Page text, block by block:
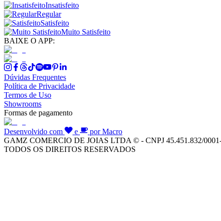
Insatisfeito
Regular
Satisfeito
Muito Satisfeito
BAIXE O APP:
Dúvidas Frequentes
Política de Privacidade
Termos de Uso
Showrooms
Formas de pagamento
Desenvolvido com e
por Macro
GAMZ COMERCIO DE JOIAS LTDA © - CNPJ 45.451.832/
TODOS OS DIREITOS RESERVADOS